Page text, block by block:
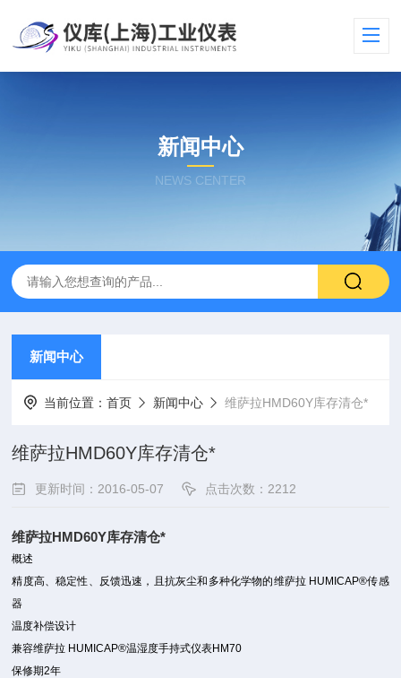
新闻中心
NEWS CENTER
新闻中心
当前位置：首页 新闻中心 维萨拉HMD60Y库存清仓*
维萨拉HMD60Y库存清仓*
更新时间：2016-05-07 点击次数：2212
维萨拉HMD60Y库存清仓*
概述
精度高、稳定性、反馈迅速，且抗灰尘和多种化学物的维萨拉 HUMICAP®传感
器
温度补偿设计
兼容维萨拉 HUMICAP®温湿度手持式仪表HM70
保修期2年